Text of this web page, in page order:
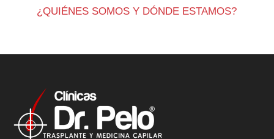
¿QUIÉNES SOMOS Y DÓNDE ESTAMOS?